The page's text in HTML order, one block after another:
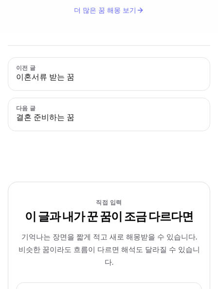
더 많은 꿈 해몽 보기
이전 글
이혼서류 받는 꿈
다음 글
결혼 준비하는 꿈
직접 입력
이 글과 내가 꾼 꿈이 조금 다르다면
기억나는 장면을 짧게 적고 새로 해몽받을 수 있습니다.
비슷한 꿈이라도 흐름이 다르면 해석도 달라질 수 있습니
다.